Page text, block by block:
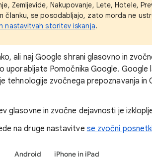
Zemljevide, Nakupovanje, Lete, Hotele,
članku, se posodabljajo, zato morda ne
nastavitvah storitev iskanja.
ali naj Google shrani glasovno in
uporabljate Pomočnika Google. Google
tehnologije zvočnega prepoznavanja
glasovne in zvočne dejavnosti je
na druge nastavitve se zvočni
Android iPhone in iPad